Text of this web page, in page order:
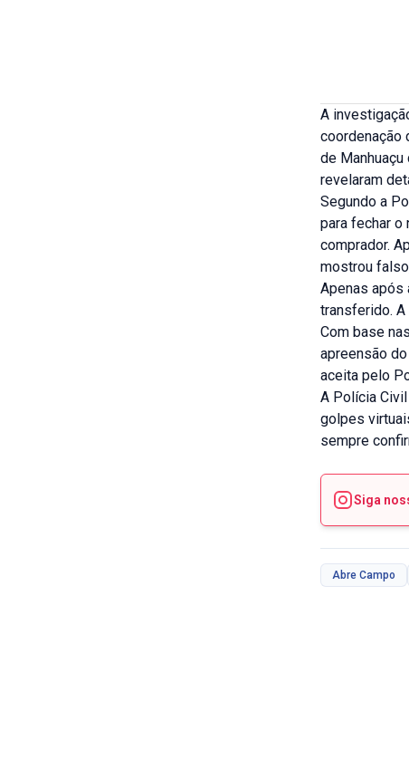
A
coordenação
de
revelaram
Segundo a
para fechar o
comprador.
mostrou
Apenas após
transferido.
Com base
apreensão
aceita pelo
A Polícia
golpes
sempre
Siga
Abre Campo